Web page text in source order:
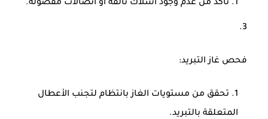
تأكد من عدم وجود أسلاك تالفة أو اتصالات مفصولة.
فحص غاز التبريد:
تحقق من مستويات الغاز بانتظام لتجنب الأعطال
المتعلقة بالتبريد.